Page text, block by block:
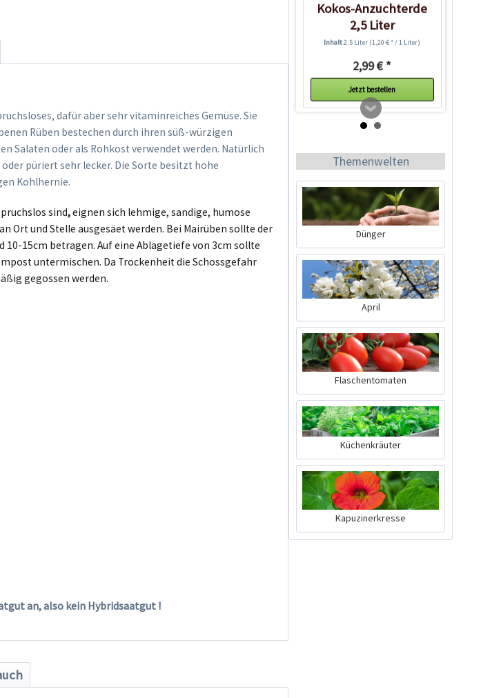
dafür aber sehr vitaminreiches Gemüse. Sie
Rüben bestechen durch ihren süß-würzigen
Salaten oder als Rohkost verwendet werden. Natürlich
püriert sehr lecker. Die Sorte besitzt hohe
Kohlhernie.
sind,eignen sich lehmige, sandige, humose
Ort und Stelle ausgesäet werden. Bei Mairüben sollte der
10-15cm betragen. Auf eine Ablagetiefe von 3cm sollte
untermischen. Da Trockenheit die Schossgefahr
gegossen werden.
an, also kein Hybridsaatgut !
Kokos-Anzuchterde
2,5 Liter
Inhalt2.5 Liter (1,20 € * / 1 Liter)
2,99 € *
Jetzt bestellen
Zimmer-Gewächshaus
Inhalt1 Stück
9,99 € *
Jetzt bestellen
Kunststofftopf rund
10,5cm
Themenwelten
Dünger
April
Flaschentomaten
Küchenkräuter
Kapuzinerkresse